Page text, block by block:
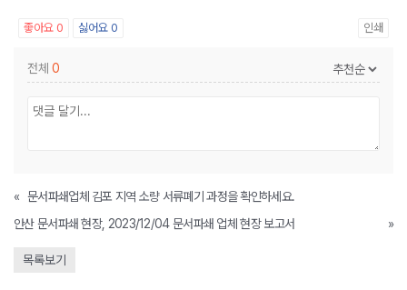
좋아요 0 싫어요 0 인쇄
전체0
« 문서파쇄업체 김포 지역 소량 서류폐기 과정을 확인하세요.
안산 문서파쇄 현장, 2023/12/04 문서파쇄 업체 현장 보고서
»
목록보기